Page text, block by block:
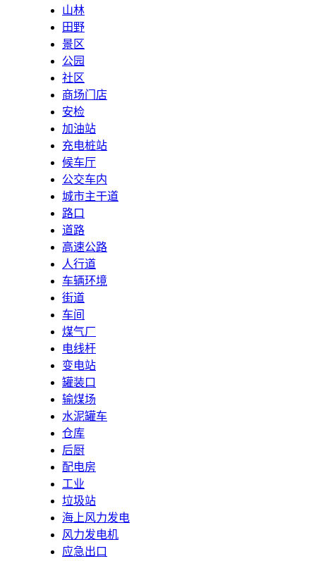
山林
田野
景区
公园
社区
商场门店
安检
加油站
充电桩站
候车厅
公交车内
城市主干道
路口
道路
高速公路
人行道
车辆环境
街道
车间
煤气厂
电线杆
变电站
罐装口
输煤场
水泥罐车
仓库
后厨
配电房
工业
垃圾站
海上风力发电
风力发电机
应急出口